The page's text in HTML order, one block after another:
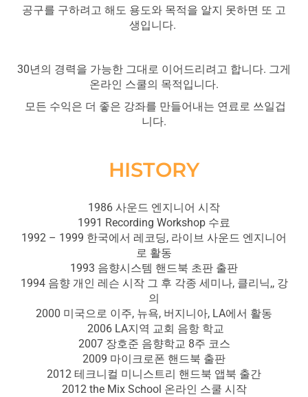
공구를 구하려고 해도 용도와 목적을 알지 못하면 또 고
생입니다.
30년의 경력을 가능한 그대로 이어드리려고 합니다. 그게
온라인 스쿨의 목적입니다.
모든 수익은 더 좋은 강좌를 만들어내는 연료로 쓰일겁
니다.
HISTORY
1986 사운드 엔지니어 시작
1991 Recording Workshop 수료
1992 – 1999 한국에서 레코딩, 라이브 사운드 엔지니어
로 활동
1993 음향시스템 핸드북 초판 출판
1994 음향 개인 레슨 시작 그 후 각종 세미나, 클리닉,, 강
의
2000 미국으로 이주, 뉴욕, 버지니아, LA에서 활동
2006 LA지역 교회 음항 학교
2007 장호준 음향학교 8주 코스
2009 마이크로폰 핸드북 출판
2012 테크니컬 미니스트리 핸드북 앱북 출간
2012 the Mix School 온라인 스쿨 시작